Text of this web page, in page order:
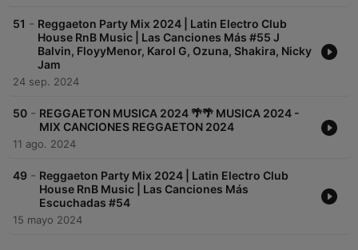
51 - Reggaeton Party Mix 2024 | Latin Electro Club
House RnB Music | Las Canciones Más #55 J
Balvin, FloyyMenor, Karol G, Ozuna, Shakira, Nicky
Jam
24 sep. 2024
50 - REGGAETON MUSICA 2024 🌴🌴 MUSICA 2024 -
MIX CANCIONES REGGAETON 2024
11 ago. 2024
49 - Reggaeton Party Mix 2024 | Latin Electro Club
House RnB Music | Las Canciones Más
Escuchadas #54
15 mayo 2024